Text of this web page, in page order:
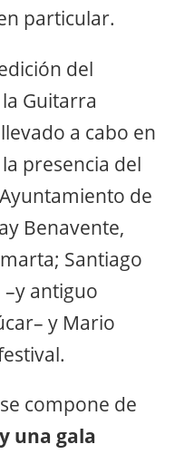
particular.
del
Guitarra
a cabo en
presencia del
de
Benavente,
Santiago
antiguo
y Mario
compone de
una gala